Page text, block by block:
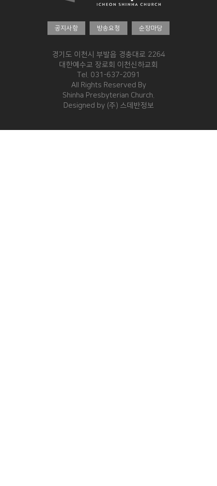
공지사항 방송요청 순장마당
경기도 이천시 부발읍 경충대로 2264
대한예수교 장로회 이천신하교회
Tel. 031-637-2091
All Rights Reserved By
Shinha Presbyterian Church.
Designed by (주) 스데반정보